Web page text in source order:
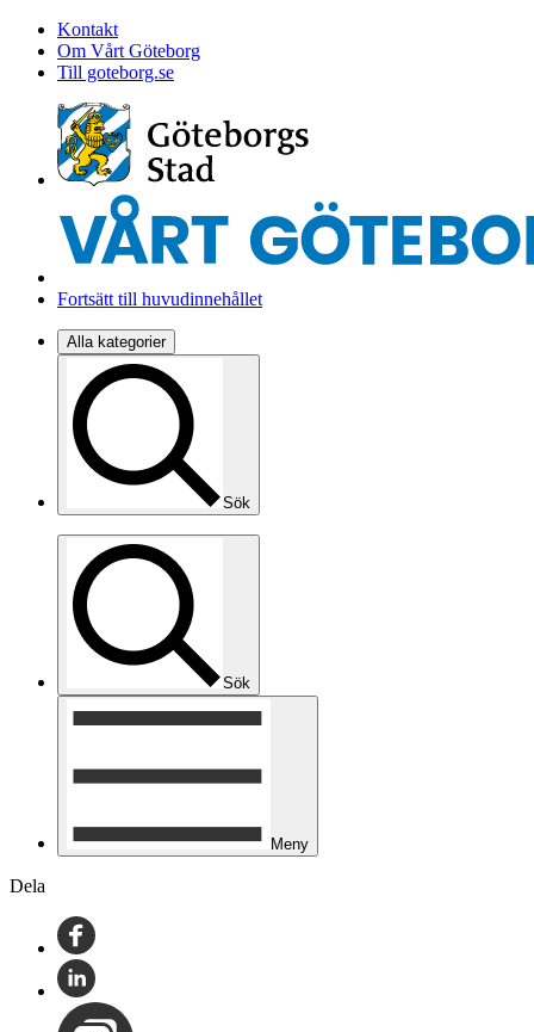
Kontakt
Om Vårt Göteborg
Till goteborg.se
Fortsätt till huvudinnehållet
Alla kategorier
Sök
Sök
Meny
Dela